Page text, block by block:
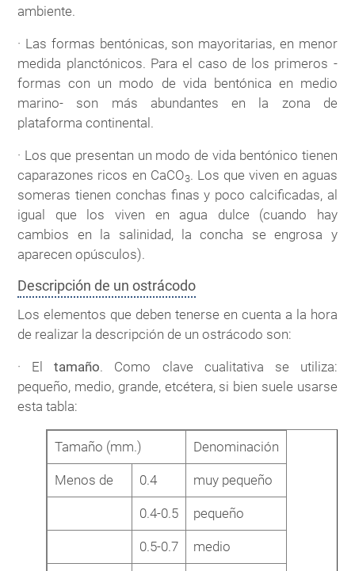
ambiente.
· Las formas bentónicas, son mayoritarias, en menor
medida planctónicos. Para el caso de los primeros -
formas con un modo de vida bentónica en medio
marino- son más abundantes en la zona de
plataforma continental.
· Los que presentan un modo de vida bentónico tienen
caparazones ricos en CaCO3. Los que viven en aguas
someras tienen conchas finas y poco calcificadas, al
igual que los viven en agua dulce (cuando hay
cambios en la salinidad, la concha se engrosa y
aparecen opúsculos).
Descripción de un ostrácodo
Los elementos que deben tenerse en cuenta a la hora
de realizar la descripción de un ostrácodo son:
· Eltamaño. Como clave cualitativa se utiliza:
pequeño, medio, grande, etcétera, si bien suele usarse
esta tabla:
Tamaño (mm.) Denominación
Menos de 0.4 muy pequeño
0.4-0.5 pequeño
0.5-0.7 medio